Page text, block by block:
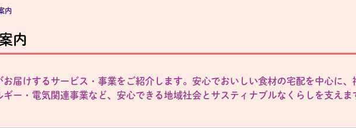
内
内
お届けするサービス・事業をご紹介します。安心でおいしい食材の宅配を中心に
ギー・電気関連事業など、安心できる地域社会とサスティナブルなくらしを支えま